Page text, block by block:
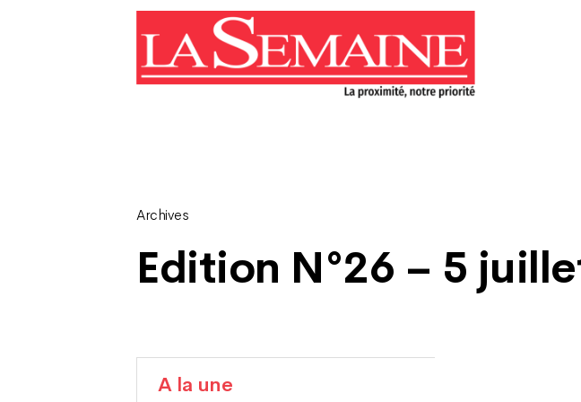
Archives
Edition N°26 – 5
A la une